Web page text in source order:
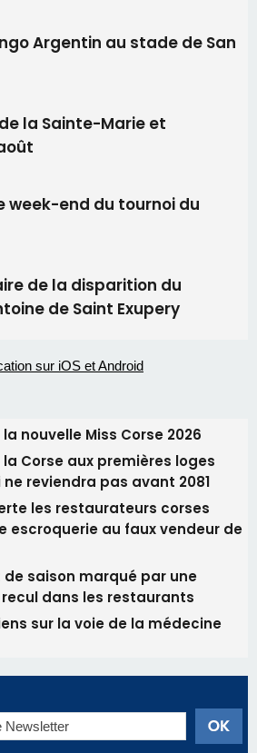
Argentin au stade de San
la Sainte-Marie et
week-end du tournoi du
de la disparition du
de Saint Exupery
nouvelle Miss Corse 2026
la Corse aux premières loges
reviendra pas avant 2081
les restaurateurs corses
escroquerie au faux vendeur de
de saison marqué par une
dans les restaurants
sur la voie de la médecine